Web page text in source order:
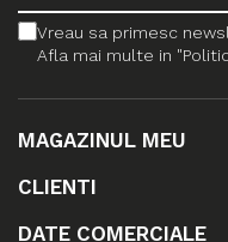
Vreau sa primesc
Afla mai multe in
MAGAZINUL MEU
CLIENTI
DATE COMERCIALE